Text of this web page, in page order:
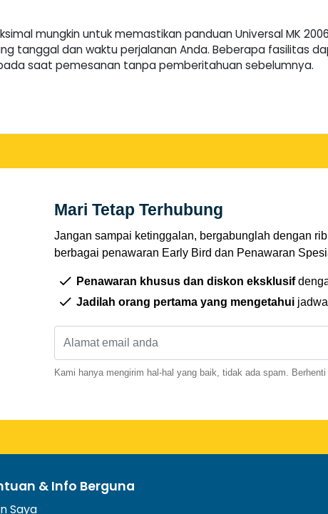
mungkin untuk memastikan panduan Universal MK
tanggal dan waktu perjalanan Anda. Beberapa fasilitas
saat pemesanan tanpa pemberitahuan sebelumnya.
Mari Tetap Terhubung
Jangan sampai ketinggalan, bergabunglah dengan
berbagai penawaran Early Bird dan Penawaran
Penawaran khusus dan diskon eksklusif
Jadilah orang pertama yang mengetahui
Kami hanya mengirim hal-hal yang baik, tidak ada spam. Berhenti
& Info Berguna
Saya